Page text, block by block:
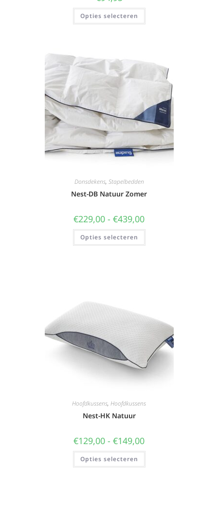
Opties selecteren
Donsdekens, Stapelbedden
Nest-DB Natuur Zomer
€229,00 - €439,00
Opties selecteren
Hoofdkussens, Hoofdkussens
Nest-HK Natuur
€129,00 - €149,00
Opties selecteren